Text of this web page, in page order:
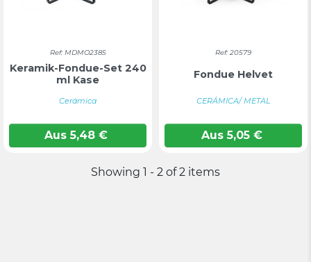
Ref: MDMO2385
Keramik-Fondue-Set 240
ml Kase
Cerámica
Aus 5,48 €
Ref: 20579
Fondue Helvet
CERÁMICA/ METAL
Aus5,05 €
Showing 1 - 2 of 2 items